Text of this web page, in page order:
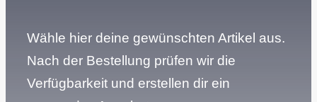
Wähle hier deine gewünschten Artikel aus.
Nach der Bestellung prüfen wir die
Verfügbarkeit und erstellen dir ein